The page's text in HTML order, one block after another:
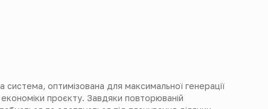
оптимізована для максимальної генерації
проєкту. Завдяки повторюваній